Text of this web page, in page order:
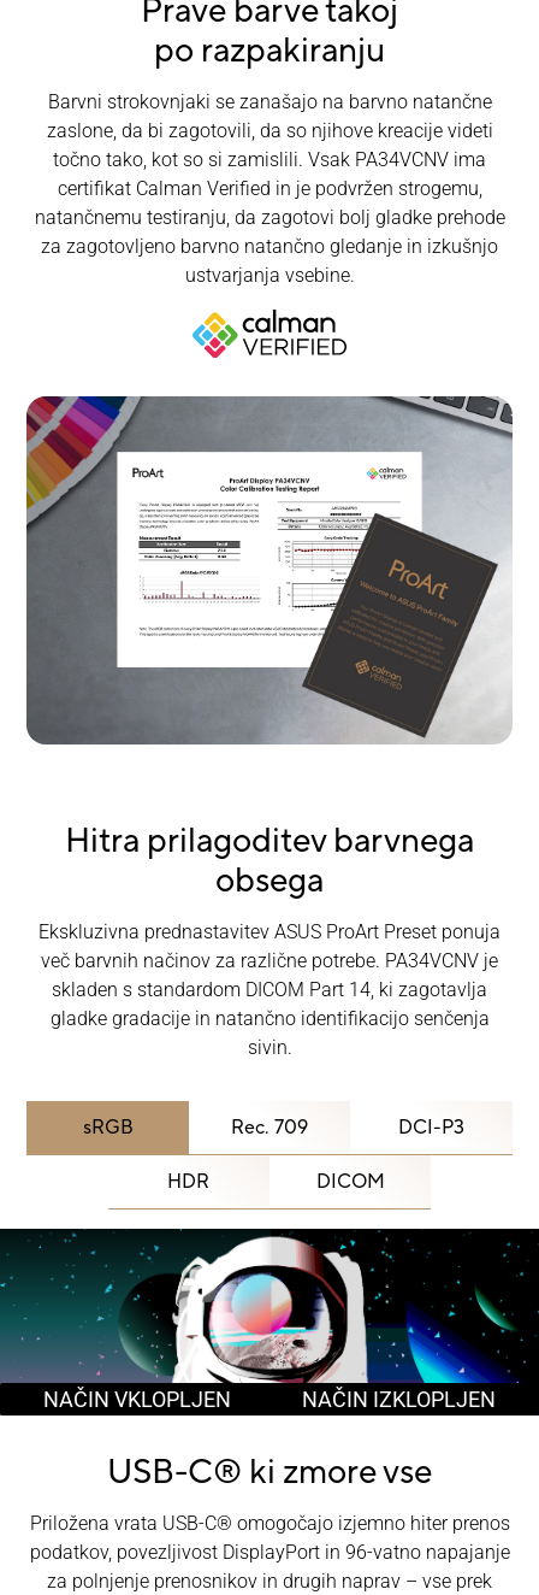
Prave barve takoj
po razpakiranju
Barvni strokovnjaki se zanašajo na barvno natančne
zaslone, da bi zagotovili, da so njihove kreacije videti
točno tako, kot so si zamislili. Vsak PA34VCNV ima
certifikat Calman Verified in je podvržen strogemu,
natančnemu testiranju, da zagotovi bolj gladke prehode
za zagotovljeno barvno natančno gledanje in izkušnjo
ustvarjanja vsebine.
Hitra prilagoditev barvnega
obsega
Ekskluzivna prednastavitev ASUS ProArt Preset ponuja
več barvnih načinov za različne potrebe. PA34VCNV je
skladen s standardom DICOM Part 14, ki zagotavlja
gladke gradacije in natančno identifikacijo senčenja
sivin.
sRGB Rec. 709 DCI-P3
HDR DICOM
NAČIN VKLOPLJEN NAČIN IZKLOPLJEN
USB-C® ki zmore vse
Priložena vrata USB-C® omogočajo izjemno hiter prenos
podatkov, povezljivost DisplayPort in 96-vatno napajanje
za polnjenje prenosnikov in drugih naprav – vse prek